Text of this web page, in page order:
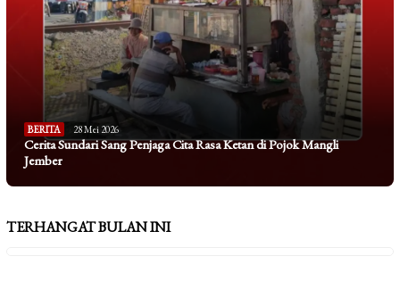
BERITA 28 Mei 2026
Cerita Sundari Sang Penjaga Cita Rasa Ketan di Pojok Mangli
Jember
TERHANGAT BULAN INI